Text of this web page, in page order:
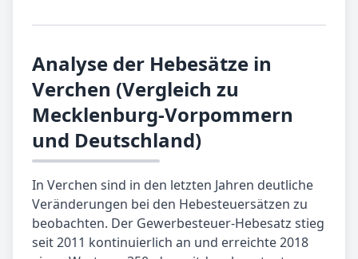
Analyse der Hebesätze in
Verchen (Vergleich zu
Mecklenburg-Vorpommern
und Deutschland)
In Verchen sind in den letzten Jahren deutliche
Veränderungen bei den Hebesteuersätzen zu
beobachten. Der Gewerbesteuer-Hebesatz stieg
seit 2011 kontinuierlich an und erreichte 2018